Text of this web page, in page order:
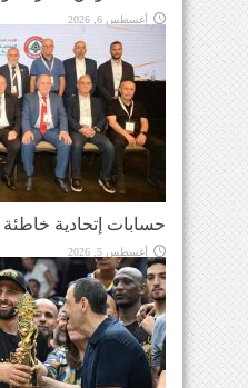
أغسطس 6, 2026
حسابات إتحادية خاطئة
أغسطس 5, 2026